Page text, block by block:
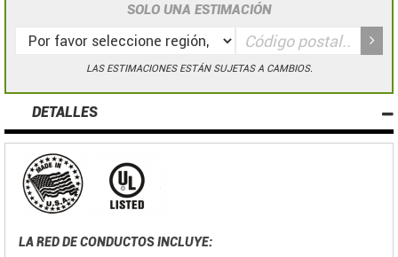
SOLO UNA ESTIMACIÓN
LAS ESTIMACIONES ESTÁN SUJETAS A CAMBIOS.
DETALLES
LA RED DE CONDUCTOS INCLUYE: